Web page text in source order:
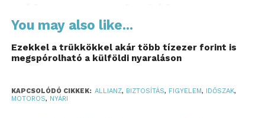
kimenetelű sérülést.
A motoros szezonon belül is kiemelt figyelmet
adatai szerint júniusban, júliusban és
augusztusban lényegesen az átlag felett alakul
You may also like...
Ezekkel a trükkökkel akár több tízezer forint is
megspórolható a külföldi nyaraláson
KAPCSOLÓDÓ CIKKEK: ALLIANZ, BIZTOSÍTÁS, FIGYELEM, IDŐSZAK,
MOTOROS, NYÁRI